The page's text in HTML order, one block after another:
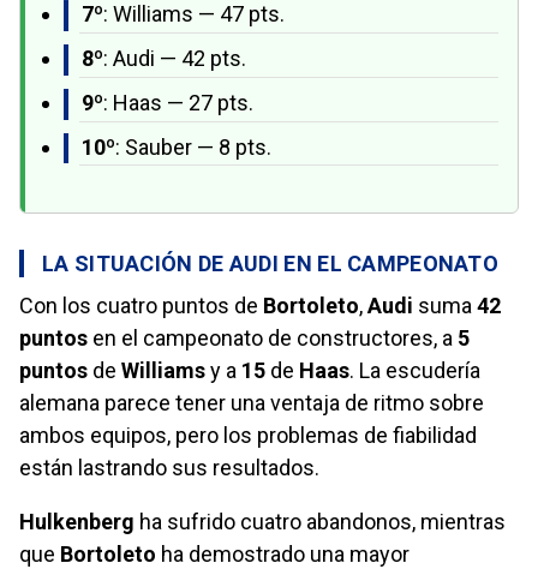
7º: Williams — 47 pts.
8º: Audi — 42 pts.
9º: Haas — 27 pts.
10º: Sauber — 8 pts.
LA SITUACIÓN DE AUDI EN EL CAMPEONATO
Con los cuatro puntos de Bortoleto,Audi suma42
puntos en el campeonato de constructores, a 5
puntos de Williamsy a 15 de Haas. La escudería
alemana parece tener una ventaja de ritmo sobre
ambos equipos, pero los problemas de fiabilidad
están lastrando sus resultados.
Hulkenberg ha sufrido cuatro abandonos, mientras
que Bortoleto ha demostrado una mayor